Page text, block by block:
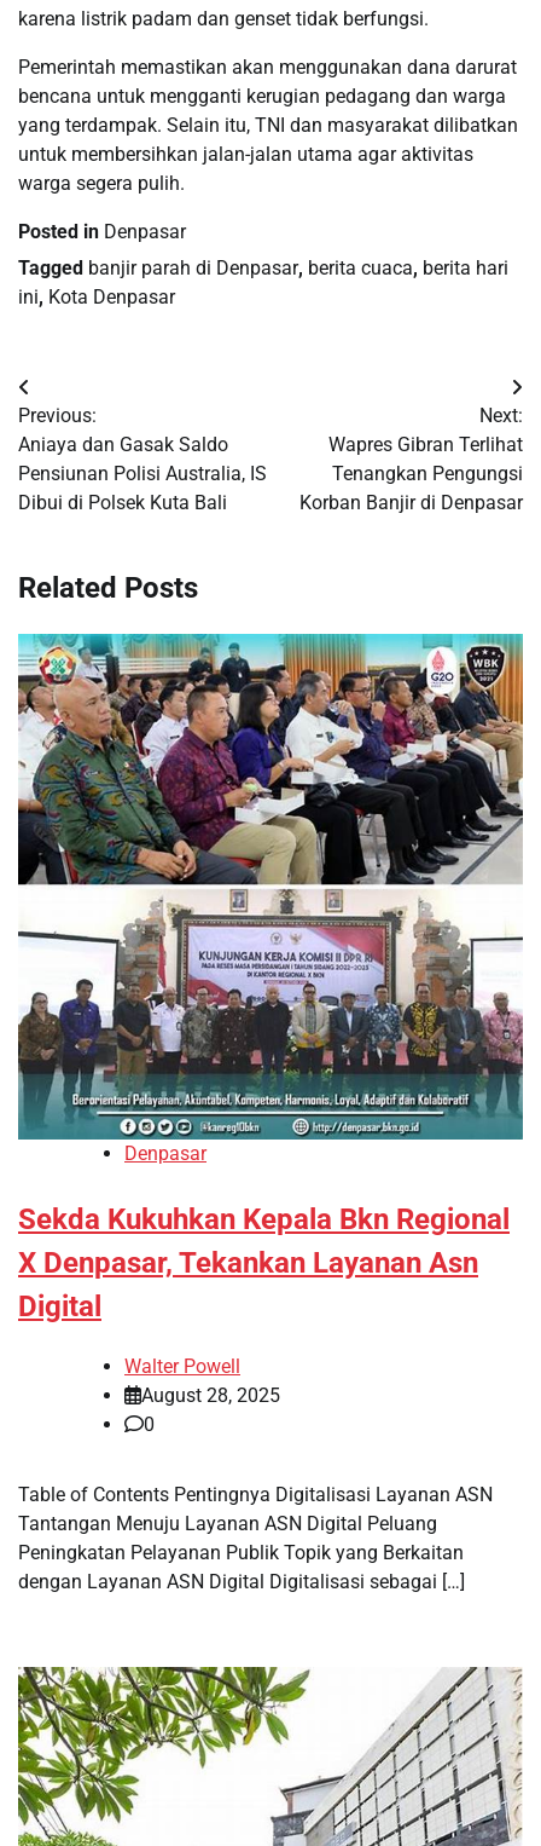
karena listrik padam dan genset tidak berfungsi.
Pemerintah memastikan akan menggunakan dana darurat
bencana untuk mengganti kerugian pedagang dan warga
yang terdampak. Selain itu, TNI dan masyarakat dilibatkan
untuk membersihkan jalan-jalan utama agar aktivitas
warga segera pulih.
Posted in Denpasar
Tagged banjir parah di Denpasar, berita cuaca, berita hari
ini, Kota Denpasar
Post
navigation
Previous:
Aniaya dan Gasak Saldo
Pensiunan Polisi Australia, IS
Dibui di Polsek Kuta Bali
Next:
Wapres Gibran Terlihat
Tenangkan Pengungsi
Korban Banjir di Denpasar
Related Posts
Denpasar
Sekda Kukuhkan Kepala Bkn Regional
X Denpasar, Tekankan Layanan Asn
Digital
Walter Powell
August 28, 2025
0
Table of Contents Pentingnya Digitalisasi Layanan ASN
Tantangan Menuju Layanan ASN Digital Peluang
Peningkatan Pelayanan Publik Topik yang Berkaitan
dengan Layanan ASN Digital Digitalisasi sebagai […]